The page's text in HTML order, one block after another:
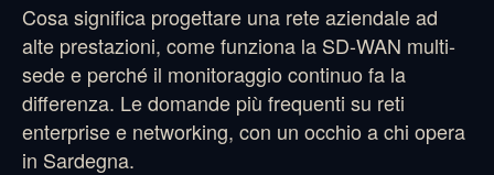
Cosa significa progettare una rete aziendale ad
alte prestazioni, come funziona la SD-WAN multi-
sede e perché il monitoraggio continuo fa la
differenza. Le domande più frequenti su reti
enterprise e networking, con un occhio a chi opera
in Sardegna.